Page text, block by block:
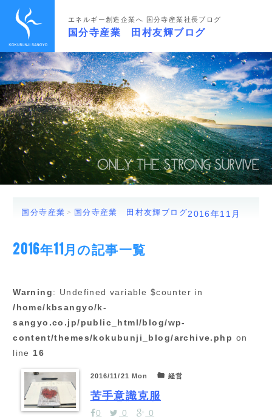
エネルギー創造企業へ 国分寺産業社長ブログ
国分寺産業 田村友輝ブログ
国分寺産業 国分寺産業 田村友輝ブログ2016年11月
2016年11月の記事一覧
Warning: Undefined variable $counter in
/home/kbsangyo/k-
sangyo.co.jp/public_html/blog/wp-
content/themes/kokubunji_blog/archive.php on
line 16
2016/11/21 Mon 経営
苦手意識克服
0 0 0